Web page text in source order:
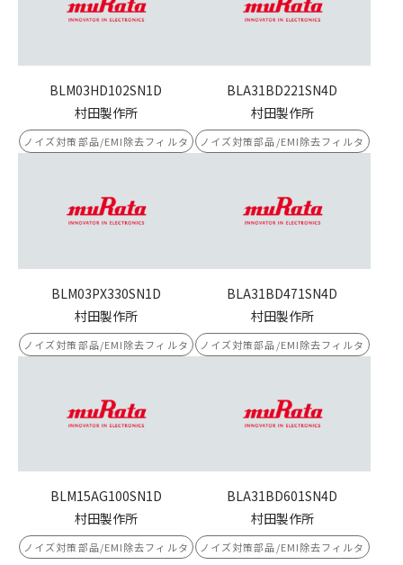
BLM03HD102SN1D
村田製作所
ノイズ対策部品/EMI除去フィルタ
BLA31BD221SN4D
村田製作所
ノイズ対策部品/EMI除去フィルタ
BLM03PX330SN1D
村田製作所
ノイズ対策部品/EMI除去フィルタ
BLA31BD471SN4D
村田製作所
ノイズ対策部品/EMI除去フィルタ
BLM15AG100SN1D
村田製作所
ノイズ対策部品/EMI除去フィルタ
BLA31BD601SN4D
村田製作所
ノイズ対策部品/EMI除去フィルタ